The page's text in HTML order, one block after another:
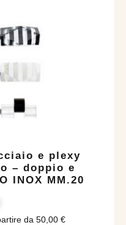
e plexy
– doppio e
INOX MM.20
da 50,00 €